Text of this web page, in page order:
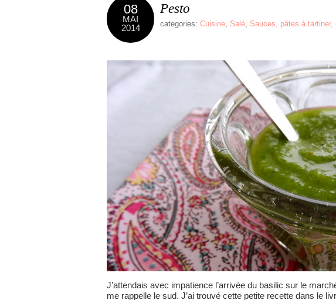
08
MAI
2014
Pesto
categories: Cuisine, Salé, Sauces, pâtes à tartiner,
J’attendais avec impatience l’arrivée du basilic sur le
me rappelle le sud. J’ai trouvé cette petite recette dans le